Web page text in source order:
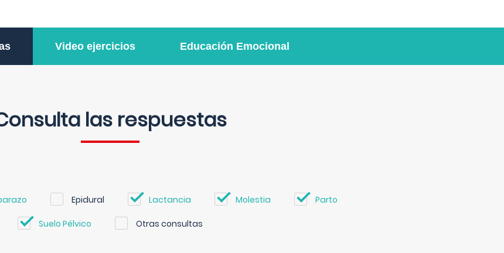
Video ejercicios Educación Emocional
las respuestas
Epidural Lactancia Molestia Parto
Suelo Pélvico Otras consultas